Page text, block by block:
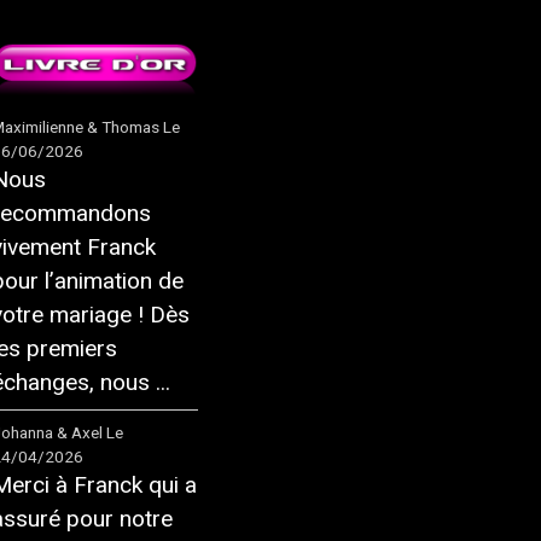
& Thomas Le
06/2026
Franck
l’animation de
mariage ! Dès
premiers
nous ...
& Axel Le
04/2026
à Franck qui a
pour notre